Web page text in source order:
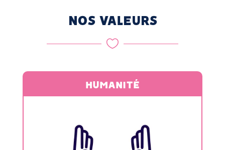
NOS VALEURS

HUMANITÉ
respectueuse.